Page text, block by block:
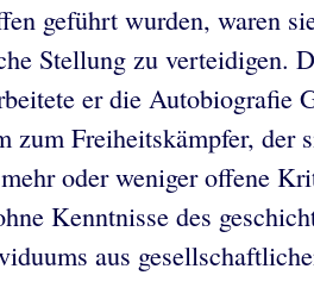
geführt wurden, waren
Stellung zu verteidigen.
er die Autobiografie
zum Freiheitskämpfer, der
oder weniger offene
Kenntnisse des
aus